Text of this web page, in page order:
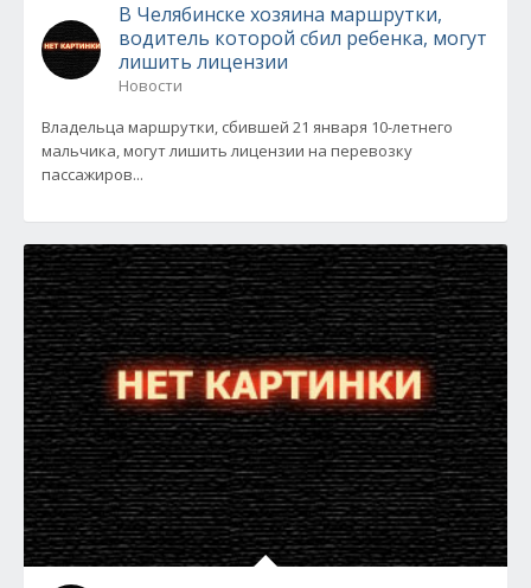
В Челябинске хозяина маршрутки,
водитель которой сбил ребенка, могут
лишить лицензии
Новости
Владельца маршрутки, сбившей 21 января 10-летнего
мальчика, могут лишить лицензии на перевозку
пассажиров...